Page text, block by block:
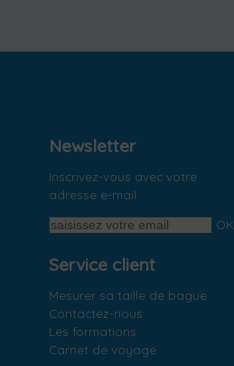
Newsletter
Inscrivez-vous avec votre
adresse e-mail.
OK
Service client
Mesurer sa taille de bague
Contactez-nous
Les formations
Carnet de voyage